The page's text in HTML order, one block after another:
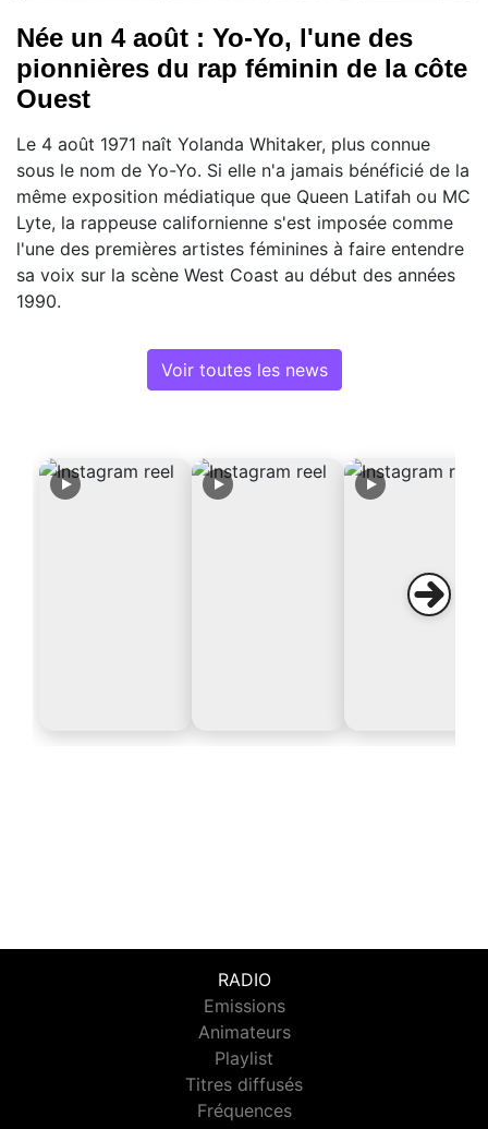
Née un 4 août : Yo-Yo, l'une des
pionnières du rap féminin de la côte
Ouest
Le 4 août 1971 naît Yolanda Whitaker, plus connue
sous le nom de Yo-Yo. Si elle n'a jamais bénéficié de la
même exposition médiatique que Queen Latifah ou MC
Lyte, la rappeuse californienne s'est imposée comme
l'une des premières artistes féminines à faire entendre
sa voix sur la scène West Coast au début des années
1990.
Voir toutes les news
RADIO
Emissions
Animateurs
Playlist
Titres diffusés
Fréquences